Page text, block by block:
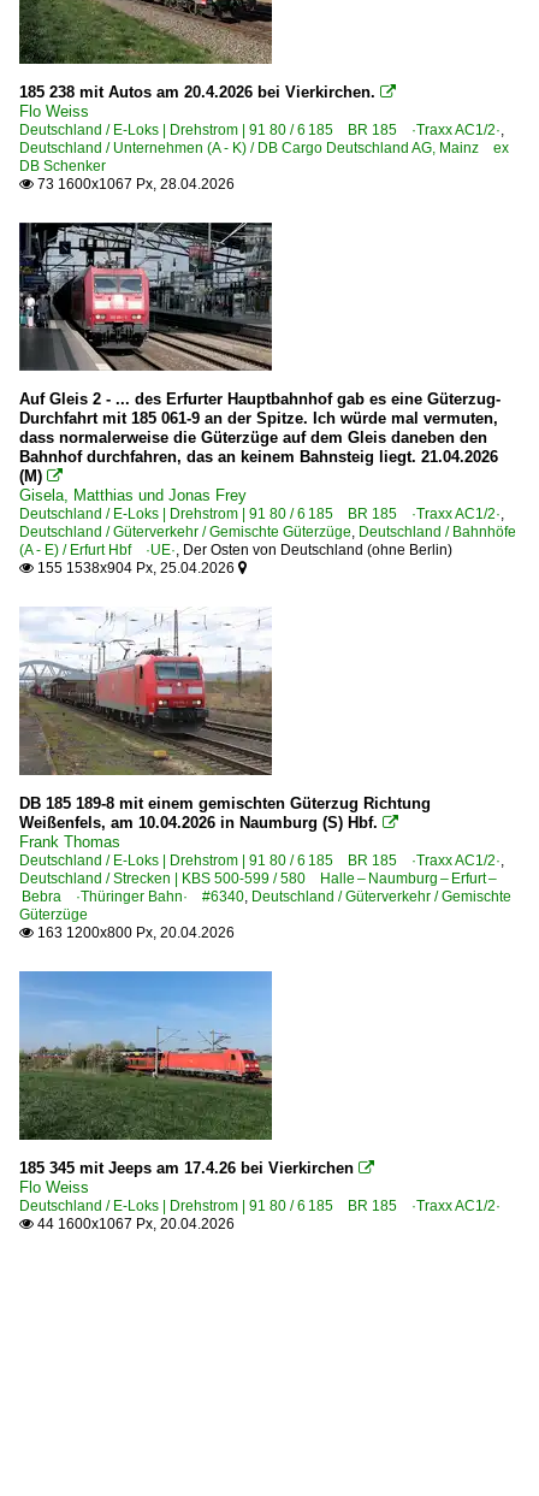
185 238 mit Autos am 20.4.2026 bei Vierkirchen. 
Flo Weiss
Deutschland / E-Loks | Drehstrom | 91 80 / 6 185 BR 185 ·Traxx AC1/2·,
Deutschland / Unternehmen (A - K) / DB Cargo Deutschland AG, Mainz ex
DB Schenker
 73 1600x1067 Px, 28.04.2026
Auf Gleis 2 - ... des Erfurter Hauptbahnhof gab es eine Güterzug-
Durchfahrt mit 185 061-9 an der Spitze. Ich würde mal vermuten,
dass normalerweise die Güterzüge auf dem Gleis daneben den
Bahnhof durchfahren, das an keinem Bahnsteig liegt. 21.04.2026
(M) 
Gisela, Matthias und Jonas Frey
Deutschland / E-Loks | Drehstrom | 91 80 / 6 185 BR 185 ·Traxx AC1/2·,
Deutschland / Güterverkehr / Gemischte Güterzüge, Deutschland / Bahnhöfe
(A - E) / Erfurt Hbf ·UE·, Der Osten von Deutschland (ohne Berlin)
 155 1538x904 Px, 25.04.2026 
DB 185 189-8 mit einem gemischten Güterzug Richtung
Weißenfels, am 10.04.2026 in Naumburg (S) Hbf. 
Frank Thomas
Deutschland / E-Loks | Drehstrom | 91 80 / 6 185 BR 185 ·Traxx AC1/2·,
Deutschland / Strecken | KBS 500-599 / 580 Halle – Naumburg – Erfurt –
Bebra ·Thüringer Bahn· #6340, Deutschland / Güterverkehr / Gemischte
Güterzüge
 163 1200x800 Px, 20.04.2026
185 345 mit Jeeps am 17.4.26 bei Vierkirchen 
Flo Weiss
Deutschland / E-Loks | Drehstrom | 91 80 / 6 185 BR 185 ·Traxx AC1/2·
 44 1600x1067 Px, 20.04.2026